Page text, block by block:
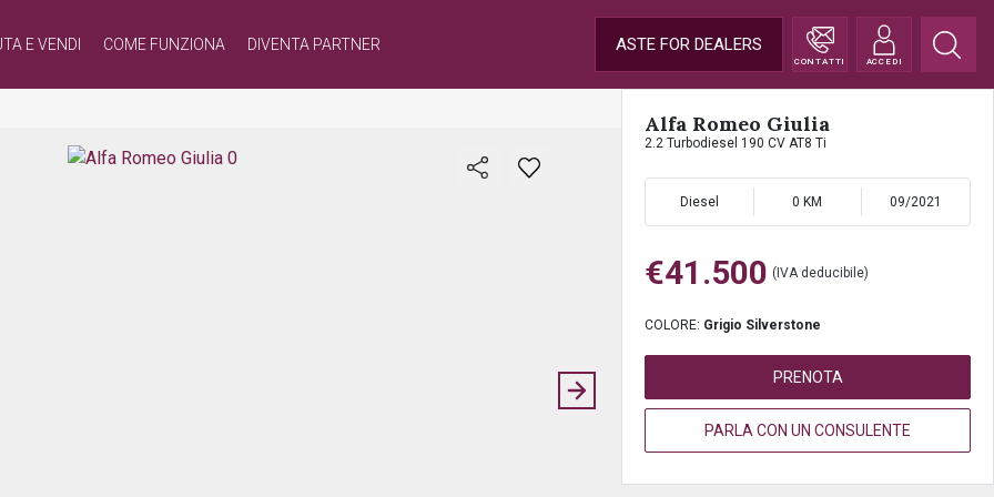
E VENDI COME FUNZIONA DIVENTA PARTNER ASTE FOR DEALERS
CONTATTI ACCEDI
Alfa Romeo Giulia
2.2 Turbodiesel 190 CV AT8 Ti
Diesel 0 KM 09/2021
€41.500 (IVA deducibile)
COLORE: Grigio Silverstone
PRENOTA
PARLA CON UN CONSULENTE